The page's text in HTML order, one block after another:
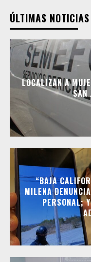
ÚLTIMAS NOTICIAS
LOCALIZAN A
SAN
“BAJA
MILENA
PERSONAL;